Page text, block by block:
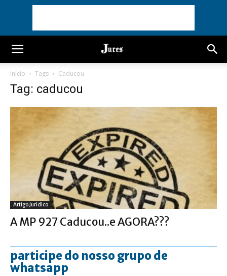
Início Tags Caducou
Tag: caducou
Artigo Jurídico
A MP 927 Caducou..e AGORA???
participe do nosso grupo de
whatsapp